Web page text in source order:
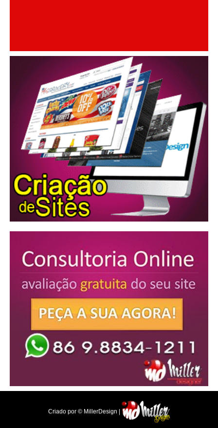
Criado por © MillerDesign |